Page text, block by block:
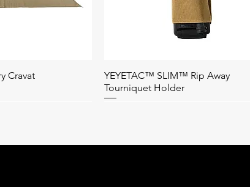
ลด่วน
Cravat ดูข้อมูลด่วน
YEYETAC™ SLIM™ Rip Away
Tourniquet Holder